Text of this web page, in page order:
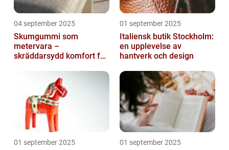
04 september 2025
Skumgummi som
metervara –
skräddarsydd komfort för
01 september 2025
Italiensk butik Stockholm:
en upplevelse av
hantverk och design
01 september 2025 01 september 2025